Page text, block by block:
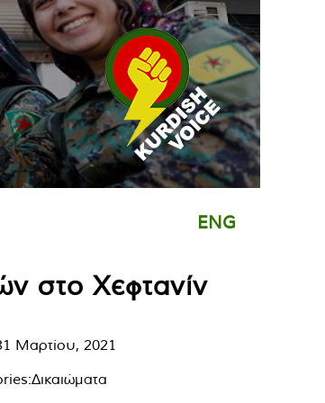
ENG
στο Χεφτανίν
Μαρτίου, 2021
Δικαιώματα